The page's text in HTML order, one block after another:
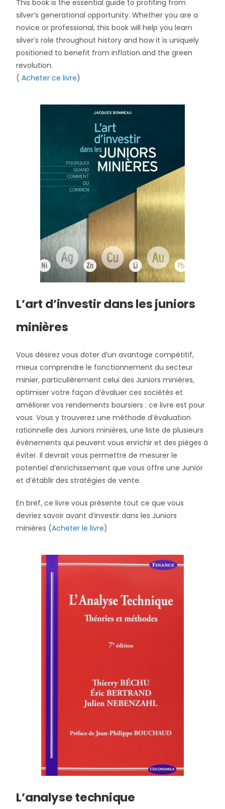
This book is the essential guide to profiting from
silver’s generational opportunity. Whether you are a
novice or professional, this book will help you learn
silver’s role throughout history and how it is uniquely
positioned to benefit from inflationand the green
revolution.
(Acheter ce livre)
L’art d’investir dans les juniors
minières
Vous désirez vous doter d’un avantage compétitif,
mieux comprendre le fonctionnement du secteur
minier, particulièrement celui des Juniors minières,
optimiser votre façon d’évaluer ces sociétés et
améliorer vos rendements boursiers : ce livre est pour
vous. Vous y trouverez une méthode d’évaluation
rationnelle des Juniors minières, une liste de plusieurs
évènements qui peuvent vous enrichir et des pièges à
éviter. Il devrait vous permettre de mesurer le
potentiel d’enrichissement que vous offre une Junior
et d’établir des stratégies de vente.
En bref, ce livre vous présente tout ce que vous
devriez savoir avant d’investir dans les Juniors
minières (Acheter le livre)
L’analyse technique